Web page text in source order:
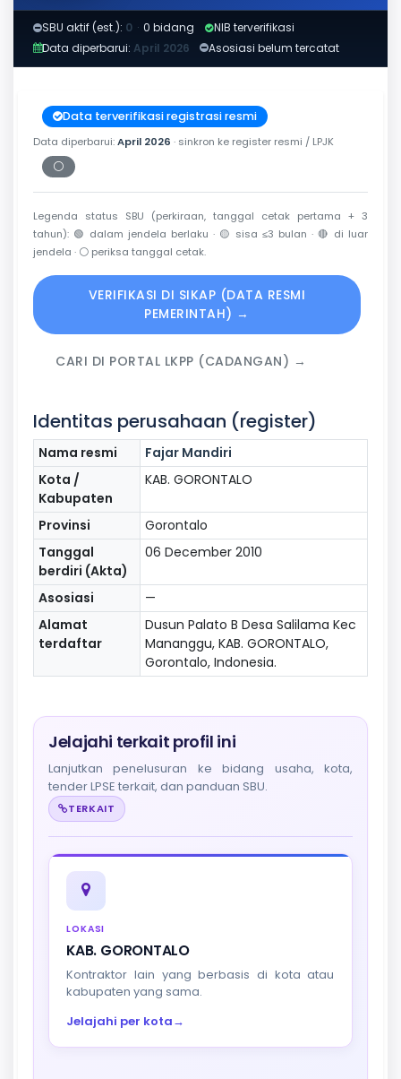
SBU aktif (est.): 0 · 0 bidang
NIB terverifikasi
Data diperbarui: April 2026 Asosiasi belum tercatat
Data terverifikasi registrasi resmi
Data diperbarui:April 2026 · sinkron ke register resmi / LPJK
⚪
Periksa tanggal cetak
Legenda status SBU (perkiraan, tanggal cetak pertama + 3
tahun): 🟢 dalam jendela berlaku · 🟡 sisa ≤3 bulan · 🔴 di luar
jendela · ⚪ periksa tanggal cetak.
VERIFIKASI DI SIKAP (DATA RESMI
PEMERINTAH) →
CARI DI PORTAL LKPP (CADANGAN) →
Identitas perusahaan (register)
Nama resmi
Fajar Mandiri
Kota /
Kabupaten
KAB. GORONTALO
Provinsi
Gorontalo
Tanggal
berdiri (Akta)
06 December 2010
Asosiasi
—
Alamat
terdaftar
Dusun Palato B Desa Salilama Kec
Mananggu, KAB. GORONTALO,
Gorontalo, Indonesia.
Jelajahi terkait profil ini
Lanjutkan penelusuran ke bidang usaha, kota,
tender LPSE terkait, dan panduan SBU.
TERKAIT
LOKASI
KAB. GORONTALO
Kontraktor lain yang berbasis di kota atau
kabupaten yang sama.
Jelajahi per kota→